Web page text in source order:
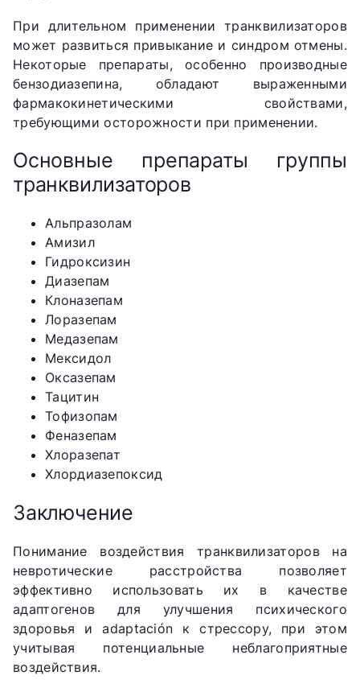
При длительном применении транквилизаторов
может развиться привыкание и синдром отмены.
Некоторые препараты, особенно производные
бензодиазепина, обладают выраженными
фармакокинетическими свойствами,
требующими осторожности при применении.
Основные препараты группы
транквилизаторов
Альпразолам
Амизил
Гидроксизин
Диазепам
Клоназепам
Лоразепам
Медазепам
Мексидол
Оксазепам
Тацитин
Тофизопам
Феназепам
Хлоразепат
Хлордиазепоксид
Заключение
Понимание воздействия транквилизаторов на
невротические расстройства позволяет
эффективно использовать их в качестве
адаптогенов для улучшения психического
здоровья и adaptación к стрессору, при этом
учитывая потенциальные неблагоприятные
воздействия.